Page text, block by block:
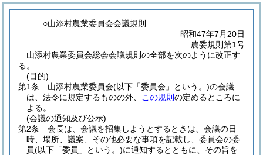
○山添村農業委員会会議規則
昭和47年7月20日
農委規則第1号
山添村農業委員会総会会議規則の全部を次のように改正す
る。
(目的)
第1条
山添村農業委員会(以下「委員会」という。)の会議
は、法令に規定するものの外、
この規則 の定めるところに
よる。
(会議の通知及び公示)
第2条
会長は、会議を招集しようとするときは、会議の日
時、場所、議案、その他必要な事項を記載し、委員会の委
員(以下「委員」という。)に通知するとともに、その旨を